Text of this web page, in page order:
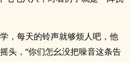
，每天的铃声就够烦人吧，他
头，“你们怎幺没把噪音这条告